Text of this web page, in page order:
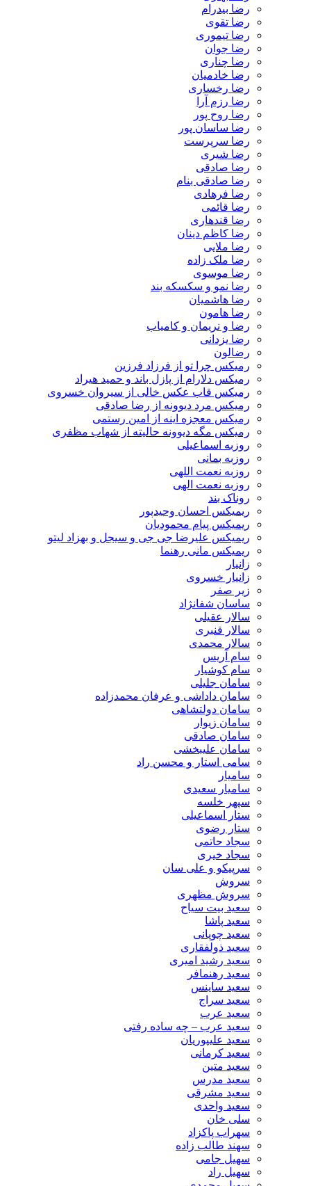
رضا بیدرام
رضا تقوی
رضا تیموری
رضا جوان
رضا چناری
رضا خادمیان
رضا رخساری
رضا رزم آرا
رضا روح پور
رضا ساسان پور
رضا سرپرست
رضا شیری
رضا صادقی
رضا صادقی بنام
رضا فرهادی
رضا قائمی
رضا قندهاری
رضا کاظم دینان
رضا ملایی
رضا ملک زاده
رضا موسوی
رضا نمو و سکسکه بند
رضا هاشمیان
رضا هامون
رضا و نریمان و کامیاب
رضا یزدانی
رضالون
رمیکس چرا تو از فرزاد فرزین
رمیکس دلارام از پازل باند و حمید هیراد
رمیکس قاب عکس خالی از سیروان خسروی
رمیکس مرد دیوونه از رضا صادقی
رمیکس معجزه اینه از امین رستمی
رمیکس مگه دیوونه حالیته از شهاب مظفری
روزبه اسماعیلی
روزبه بمانی
روزبه نعمت اللهی
روزبه نعمت الهی
روناک بند
ریمیکس احسان وحیدپور
ریمیکس پیام محمودیان
ریمیکس علیرضا جی جی و سیجل و بهزاد لیتو
ریمیکس مانی رهنما
زانیار
زانیار خسروی
زیر صفر
ساسان شفانژاد
سالار عقیلی
سالار قنبری
سالار محمدی
سام آریس
سام کوشیار
سامان جلیلی
سامان داداشی و عرفان محمدزاده
سامان دولتشاهی
سامان زیوار
سامان صادقی
سامان علیبخشی
سامی استار و محسن راد
سامیار
سامیار سعیدی
سپهر خلسه
ستار اسماعیلی
ستار رضوی
سجاد حاتمی
سجاد خیری
سرپیکو و علی سان
سروش
سروش مظهری
سعید بیت سیاح
سعید پاشا
سعید چوپانی
سعید ذولفقاری
سعید رشید امیری
سعید رهنمافر
سعید ساینس
سعید سراج
سعید عرب
سعید عرب – چه ساده رفتی
سعید علیپوریان
سعید کرمانی
سعید متین
سعید مدرس
سعید مشرقی
سعید واحدی
سلی خان
سهراب پاکزاد
سهند طالب زاده
سهیل جامی
سهیل راد